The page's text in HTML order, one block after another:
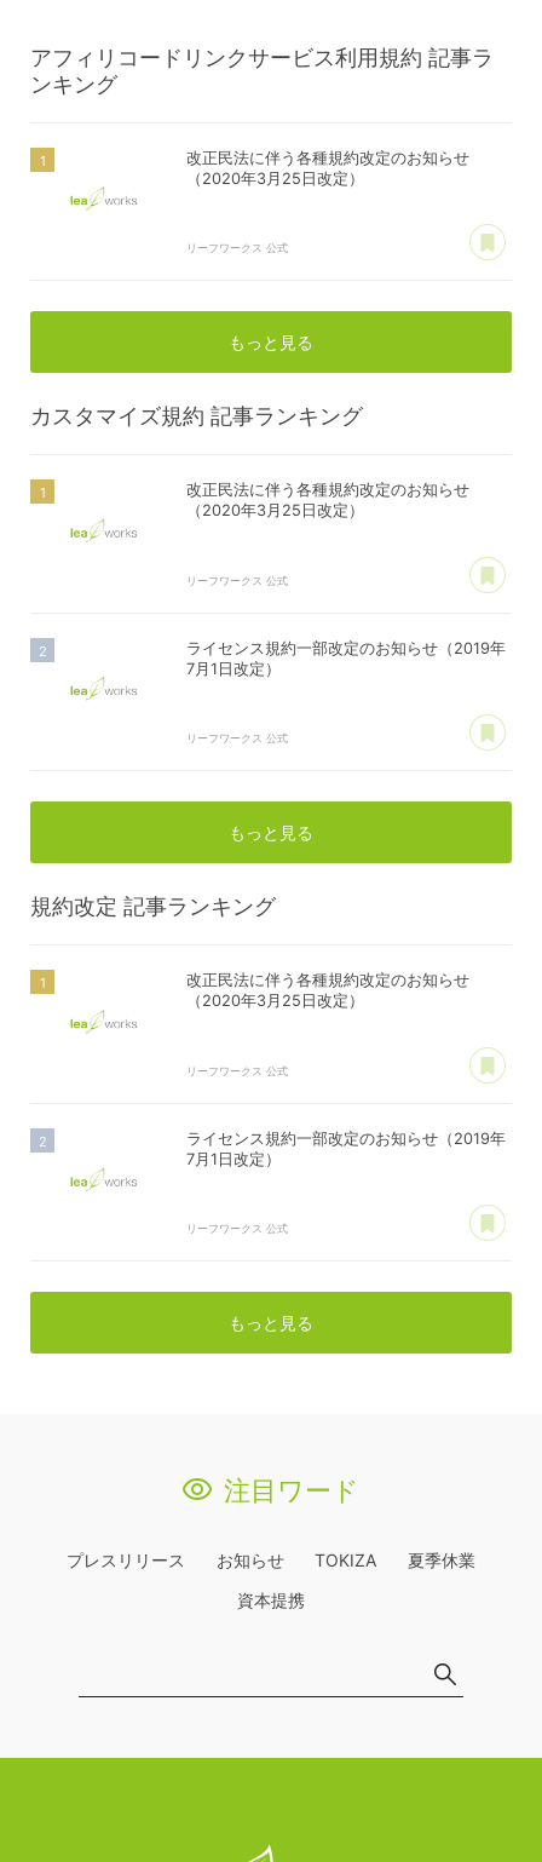
アフィリコードリンクサービス利用規約 記事ラ
ンキング
改正民法に伴う各種規約改定のお知らせ
（2020年3月25日改定）
リーフワークス 公式
もっと見る
カスタマイズ規約 記事ランキング
改正民法に伴う各種規約改定のお知らせ
（2020年3月25日改定）
リーフワークス 公式
ライセンス規約一部改定のお知らせ（2019年
7月1日改定）
リーフワークス 公式
もっと見る
規約改定 記事ランキング
改正民法に伴う各種規約改定のお知らせ
（2020年3月25日改定）
リーフワークス 公式
ライセンス規約一部改定のお知らせ（2019年
7月1日改定）
リーフワークス 公式
もっと見る
注目ワード
プレスリリース お知らせ TOKIZA
夏季休業
資本提携